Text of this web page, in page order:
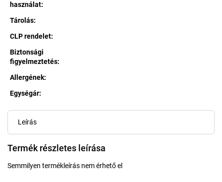
használat:
Tárolás:
CLP rendelet:
Biztonsági
figyelmeztetés:
Allergének:
Egységár:
Leírás
Termék részletes leírása
Semmilyen termékleírás nem érhető el